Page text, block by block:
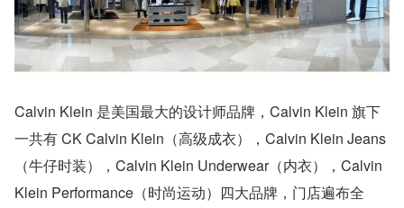
Calvin Klein 是美国最大的设计师品牌，Calvin Klein 旗下
一共有 CK Calvin Klein（高级成衣），Calvin Klein Jeans
（牛仔时装），Calvin Klein Underwear（内衣），Calvin
Klein Performance（时尚运动）四大品牌，门店遍布全